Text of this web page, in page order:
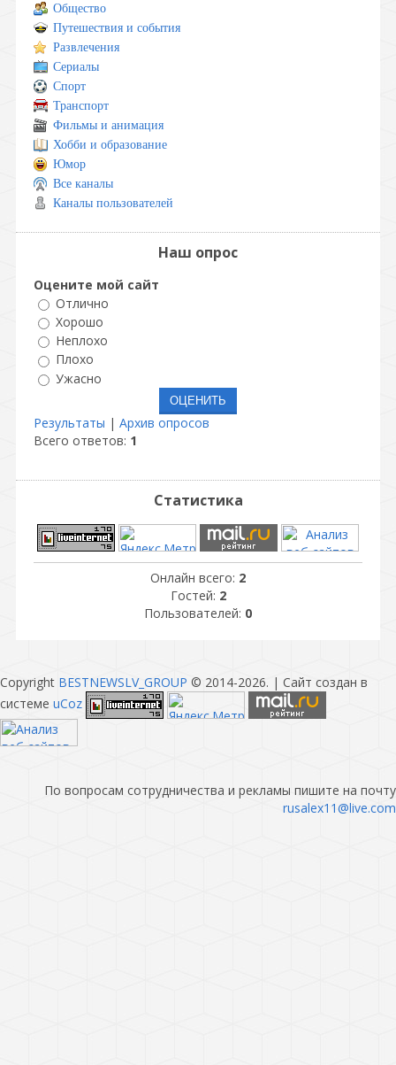
Общество
Путешествия и события
Развлечения
Сериалы
Спорт
Транспорт
Фильмы и анимация
Хобби и образование
Юмор
Все каналы
Каналы пользователей
Наш опрос
Оцените мой сайт
Отлично
Хорошо
Неплохо
Плохо
Ужасно
Результаты | Архив опросов
Всего ответов: 1
Статистика
Онлайн всего: 2
Гостей: 2
Пользователей: 0
Copyright BESTNEWSLV_GROUP © 2014-2026. | Сайт создан в
системе uCoz
По вопросам сотрудничества и рекламы пишите на почту
rusalex11@live.com